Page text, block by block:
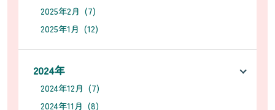
2025年2月 (7)
2025年1月 (12)
2024年
2024年12月 (7)
2024年11月 (8)